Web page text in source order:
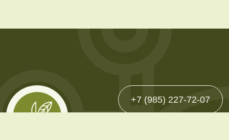
+7 (985) 227-72-07